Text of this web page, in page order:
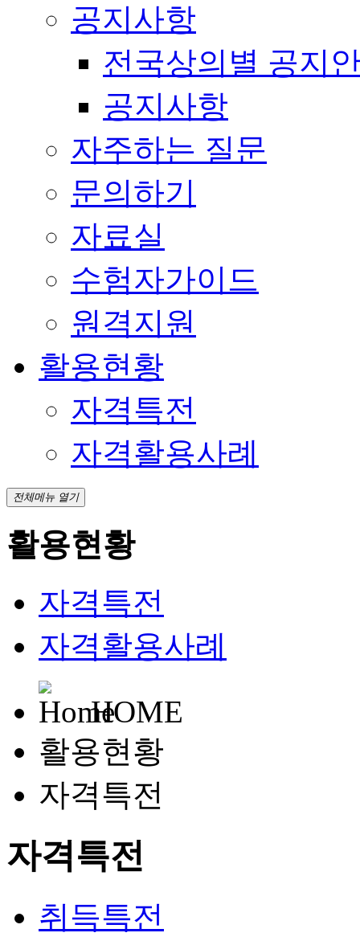
공지사항
전국상의별 공지
공지사항
자주하는 질문
문의하기
자료실
수험자가이드
원격지원
활용현황
자격특전
자격활용사례
전체메뉴 열기
활용현황
자격특전
자격활용사례
HOME
활용현황
자격특전
자격특전
취득특전